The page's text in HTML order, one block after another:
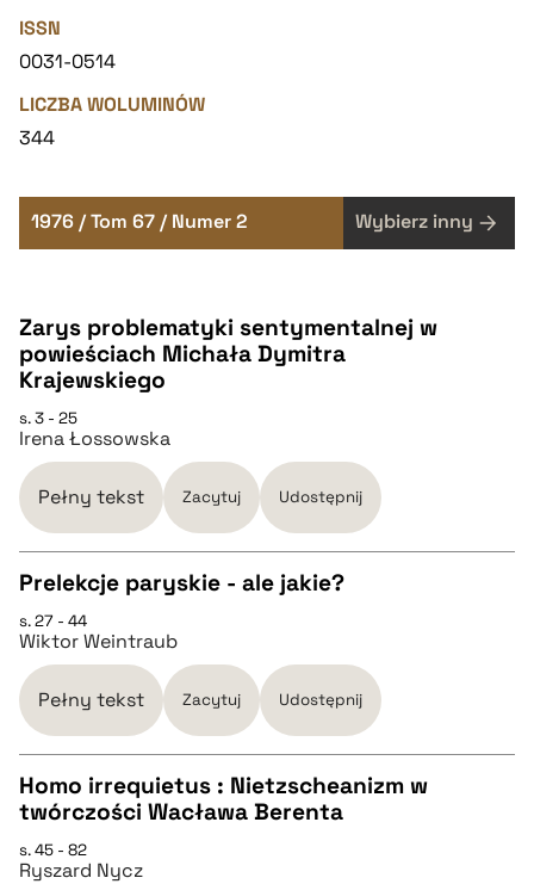
ISSN
0031-0514
LICZBA WOLUMINÓW
344
1976 / Tom 67 / Numer 2 Wybierz inny
Zarys problematyki sentymentalnej w
powieściach Michała Dymitra
Krajewskiego
s. 3 - 25
Irena Łossowska
Pełny tekst Zacytuj Udostępnij
CZYSTY TEKST
pobierz cytat
BIBTEX
Prelekcje paryskie - ale jakie?
s. 27 - 44
Wiktor Weintraub
Pełny tekst Zacytuj Udostępnij
Homo irrequietus : Nietzscheanizm w
twórczości Wacława Berenta
s. 45 - 82
Ryszard Nycz